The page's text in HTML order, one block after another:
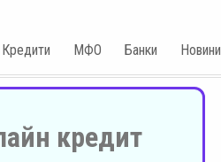
Кредити МФО Банки Новини
кредит